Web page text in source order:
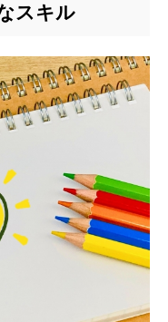
スキル